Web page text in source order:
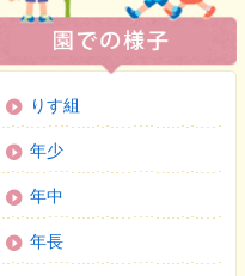
りす組
年少
年中
年長